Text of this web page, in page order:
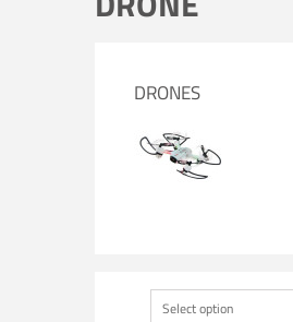
DRONES
Select option